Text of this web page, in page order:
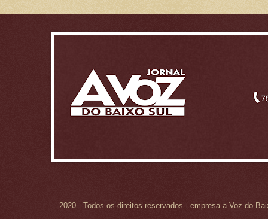
2020 - Todos os direitos reservados - empresa a Voz do